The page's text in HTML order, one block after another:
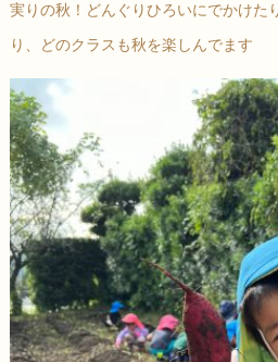
実りの秋！どんぐりひろいにでかけた
り、どのクラスも秋を楽しんでます